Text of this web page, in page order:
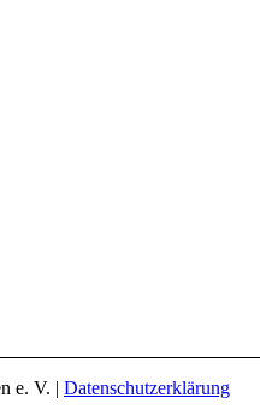
e. V. | Datenschutzerklärung